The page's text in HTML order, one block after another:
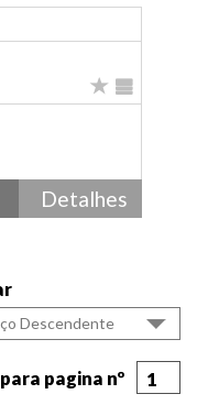
Detalhes
Descendente
pagina nº 1